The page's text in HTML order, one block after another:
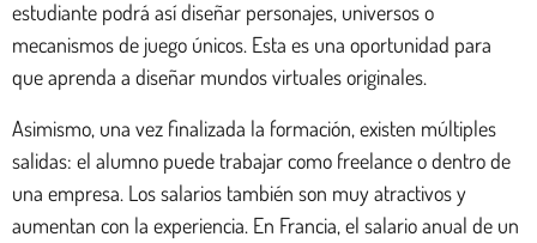
estudiante podrá así diseñar personajes, universos o
mecanismos de juego únicos. Esta es una oportunidad para
que aprenda a diseñar mundos virtuales originales.
Asimismo, una vez finalizada la formación, existen múltiples
salidas: el alumno puede trabajar como freelance o dentro de
una empresa. Los salarios también son muy atractivos y
aumentan con la experiencia. En Francia, el salario anual de un